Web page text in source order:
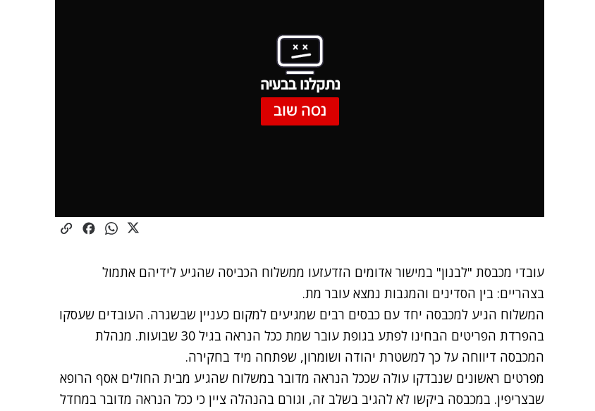
נתקלנו בבעיה
נסה שוב
עובדי מכבסת "לבנון" במישור אדומים הזדעזעו ממשלוח הכביסה שהגיע לידיהם אתמול
בצהריים: בין הסדינים והמגבות נמצא עובר מת.
המשלוח הגיע למכבסה יחד עם כבסים רבים שמגיעים למקום כעניין שבשגרה. העובדים שעסקו
בהפרדת הפריטים הבחינו לפתע בגופת עובר שמת ככל הנראה בגיל 30 שבועות. מנהלת
המכבסה דיווחה על כך למשטרת יהודה ושומרון, שפתחה מיד בחקירה.
מפרטים ראשונים שנבדקו עולה שככל הנראה מדובר במשלוח שהגיע מבית החולים אסף הרופא
שבצריפין. במכבסה ביקשו לא להגיב בשלב זה, וגורם בהנהלה ציין כי ככל הנראה מדובר במחדל